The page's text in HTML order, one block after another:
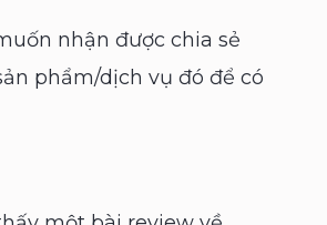
nhận được chia sẻ
phẩm/dịch vụ đó để có